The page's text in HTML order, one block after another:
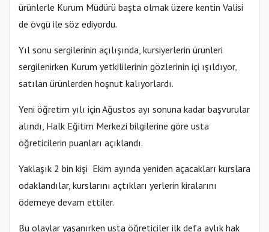
ürünlerle Kurum Müdürü başta olmak üzere kentin Valisi
de övgü ile söz ediyordu.
Yıl sonu sergilerinin açılışında, kursiyerlerin ürünleri
sergilenirken Kurum yetkililerinin gözlerinin içi ışıldıyor,
satılan ürünlerden hoşnut kalıyorlardı.
Yeni öğretim yılı için Ağustos ayı sonuna kadar başvurular
alındı, Halk Eğitim Merkezi bilgilerine göre usta
öğreticilerin puanları açıklandı.
Yaklaşık 2 bin kişi Ekim ayında yeniden açacakları kurslara
odaklandılar, kurslarını açtıkları yerlerin kiralarını
ödemeye devam ettiler.
Bu olaylar yaşanırken usta öğreticiler ilk defa aylık hak